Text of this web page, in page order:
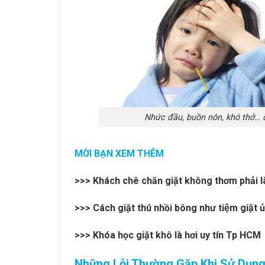
Nhức đầu, buồn nôn, khó
MỜI BẠN XEM THÊM
>>> Khách chê chăn giặt không thơm phải
>>> Cách giặt thú nhồi bông như tiệm giặt
>>> Khóa học giặt khô là hơi uy tín Tp HCM